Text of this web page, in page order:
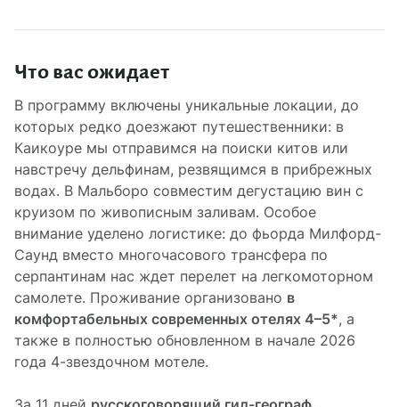
Что вас ожидает
В программу включены уникальные локации, до
которых редко доезжают путешественники: в
Каикоуре мы отправимся на поиски китов или
навстречу дельфинам, резвящимся в прибрежных
водах. В Мальборо совместим дегустацию вин с
круизом по живописным заливам. Особое
внимание уделено логистике: до фьорда Милфорд-
Саунд вместо многочасового трансфера по
серпантинам нас ждет перелет на легкомоторном
самолете. Проживание организовано в
комфортабельных современных отелях 4–5*, а
также в полностью обновленном в начале 2026
года 4-звездочном мотеле.